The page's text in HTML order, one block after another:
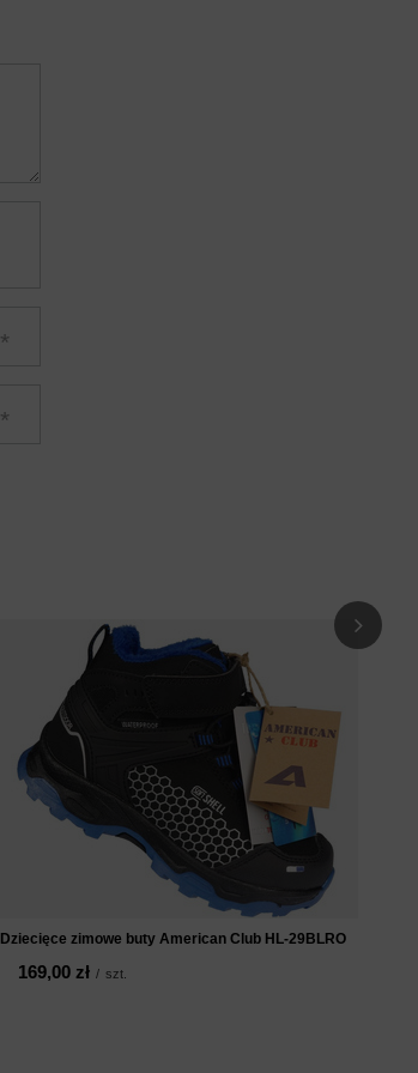
Dziecięce zimowe buty American Club HL-29BLRO
169,00 zł / szt.
Buty